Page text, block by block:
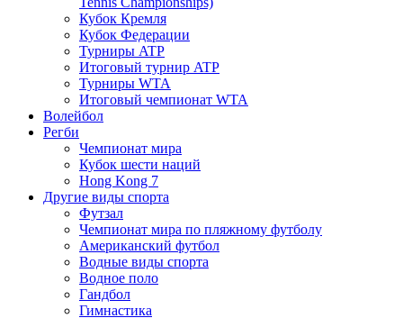
Кубок Кремля
Кубок Федерации
Турниры ATP
Итоговый турнир ATP
Турниры WTA
Итоговый чемпионат WTA
Волейбол
Регби
Чемпионат мира
Кубок шести наций
Hong Kong 7
Другие виды спорта
Футзал
Чемпионат мира по пляжному футболу
Американский футбол
Водные виды спорта
Водное поло
Гандбол
Гимнастика